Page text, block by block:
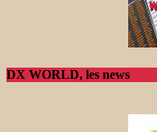
DX WORLD, les news